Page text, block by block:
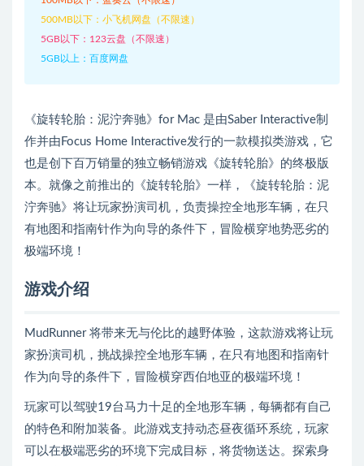
500MB以下：小飞机网盘（不限速）
5GB以下：123云盘（不限速）
5GB以上：百度网盘
《旋转轮胎：泥泞奔驰》for Mac 是由Saber Interactive制
作并由Focus Home Interactive发行的一款模拟类游戏，它
也是创下百万销量的独立畅销游戏《旋转轮胎》的终极版
本。就像之前推出的《旋转轮胎》一样，《旋转轮胎：泥
泞奔驰》将让玩家扮演司机，负责操控全地形车辆，在只
有地图和指南针作为向导的条件下，冒险横穿地势恶劣的
极端环境！
游戏介绍
MudRunner 将带来无与伦比的越野体验，这款游戏将让玩
家扮演司机，挑战操控全地形车辆，在只有地图和指南针
作为向导的条件下，冒险横穿西伯地亚的极端环境！
玩家可以驾驶19台马力十足的全地形车辆，每辆都有自己
的特色和附加装备。此游戏支持动态昼夜循环系统，玩家
可以在极端恶劣的环境下完成目标，将货物送达。探索身